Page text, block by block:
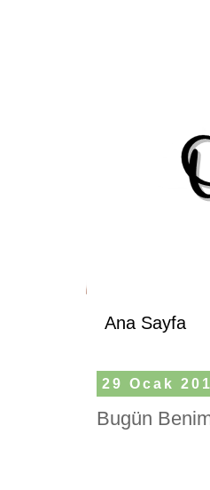
Ana Sayfa
29 Ocak
Bugün